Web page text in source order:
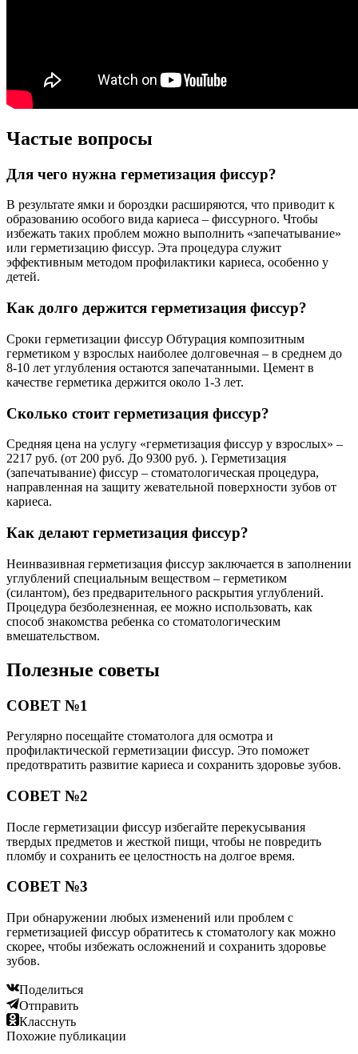
Частые вопросы
Для чего нужна герметизация фиссур?
В результате ямки и бороздки расширяются, что приводит к
образованию особого вида кариеса – фиссурного. Чтобы
избежать таких проблем можно выполнить «запечатывание»
или герметизацию фиссур. Эта процедура служит
эффективным методом профилактики кариеса, особенно у
детей.
Как долго держится герметизация фиссур?
Сроки герметизации фиссур Обтурация композитным
герметиком у взрослых наиболее долговечная – в среднем до
8-10 лет углубления остаются запечатанными. Цемент в
качестве герметика держится около 1-3 лет.
Сколько стоит герметизация фиссур?
Средняя цена на услугу «герметизация фиссур у взрослых» –
2217 руб. (от 200 руб. До 9300 руб. ). Герметизация
(запечатывание) фиссур – стоматологическая процедура,
направленная на защиту жевательной поверхности зубов от
кариеса.
Как делают герметизация фиссур?
Неинвазивная герметизация фиссур заключается в заполнении
углублений специальным веществом – герметиком
(силантом), без предварительного раскрытия углублений.
Процедура безболезненная, ее можно использовать, как
способ знакомства ребенка со стоматологическим
вмешательством.
Полезные советы
СОВЕТ №1
Регулярно посещайте стоматолога для осмотра и
профилактической герметизации фиссур. Это поможет
предотвратить развитие кариеса и сохранить здоровье зубов.
СОВЕТ №2
После герметизации фиссур избегайте перекусывания
твердых предметов и жесткой пищи, чтобы не повредить
пломбу и сохранить ее целостность на долгое время.
СОВЕТ №3
При обнаружении любых изменений или проблем с
герметизацией фиссур обратитесь к стоматологу как можно
скорее, чтобы избежать осложнений и сохранить здоровье
зубов.
Поделиться
Отправить
Класснуть
Похожие публикации